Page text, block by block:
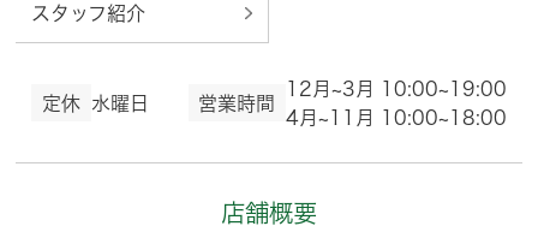
スタッフ紹介
定休 水曜日 営業時間
12月~3月 10:00~19:00
4月~11月 10:00~18:00
店舗概要